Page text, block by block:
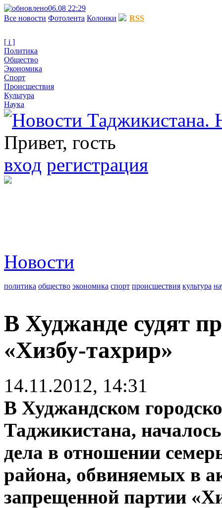
06.08 22:29
Все новости Фотолента Колонки RSS
[ i ]
Политика
Общество
Экономика
Спорт
Происшествия
Культура
Наука
Привет, гость
вход регистрация
Новости
политика общество экономика спорт происшествия культура
В Худжанде судят
«Хизбу-тахрир»
14.11.2012, 14:31
В Худжандском
Таджикистана,
дела в отношении
района, обвиняемых в
запрещенной партии